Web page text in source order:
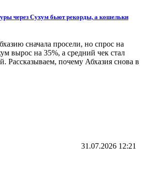
через Сухум бьют рекорды, а кошельки
сначала просели, но спрос на
вырос на 35%, а средний чек стал
Рассказываем, почему Абхазия снова в
31.07.2026 12:21